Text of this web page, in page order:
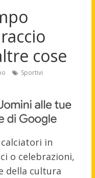
cose
Sportivi
in
o celebrazioni,
della cultura